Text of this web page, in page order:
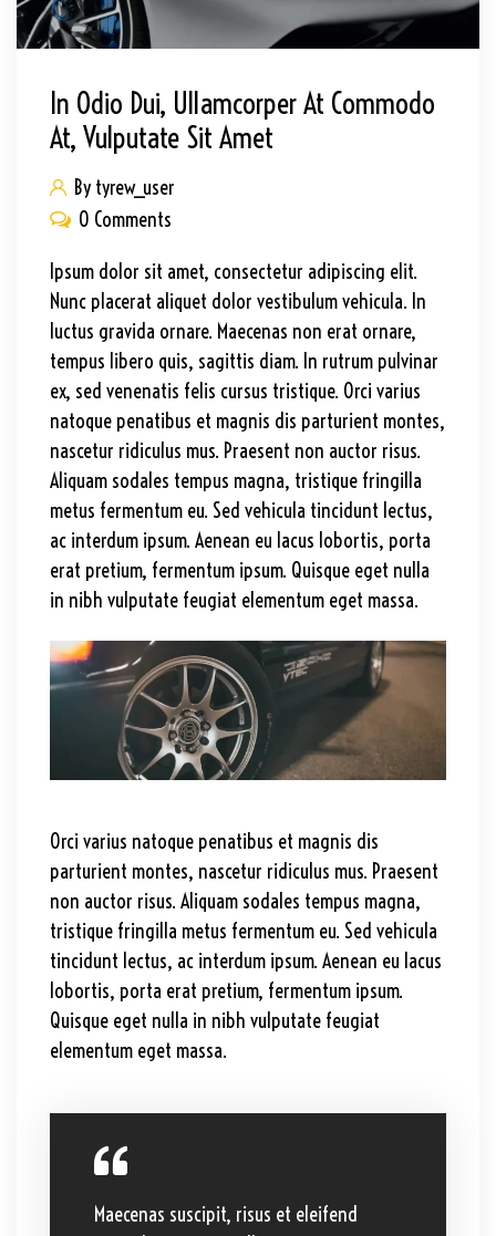
In Odio Dui, Ullamcorper At Commodo
At, Vulputate Sit Amet
By tyrew_user
0 Comments
Ipsum dolor sit amet, consectetur adipiscing elit.
Nunc placerat aliquet dolor vestibulum vehicula. In
luctus gravida ornare. Maecenas non erat ornare,
tempus libero quis, sagittis diam. In rutrum pulvinar
ex, sed venenatis felis cursus tristique. Orci varius
natoque penatibus et magnis dis parturient montes,
nascetur ridiculus mus. Praesent non auctor risus.
Aliquam sodales tempus magna, tristique fringilla
metus fermentum eu. Sed vehicula tincidunt lectus,
ac interdum ipsum. Aenean eu lacus lobortis, porta
erat pretium, fermentum ipsum. Quisque eget nulla
in nibh vulputate feugiat elementum eget massa.
Orci varius natoque penatibus et magnis dis
parturient montes, nascetur ridiculus mus. Praesent
non auctor risus. Aliquam sodales tempus magna,
tristique fringilla metus fermentum eu. Sed vehicula
tincidunt lectus, ac interdum ipsum. Aenean eu lacus
lobortis, porta erat pretium, fermentum ipsum.
Quisque eget nulla in nibh vulputate feugiat
elementum eget massa.
Maecenas suscipit, risus et eleifend